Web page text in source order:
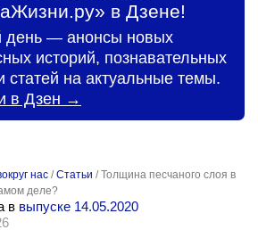
в Дзене!
день — анонсы новых
историй, познавательных
статей на актуальные темы.
в Дзен →
нас /Статьи /Толщина песчаного слоя в
деле?
в выпуске 14.05.2020